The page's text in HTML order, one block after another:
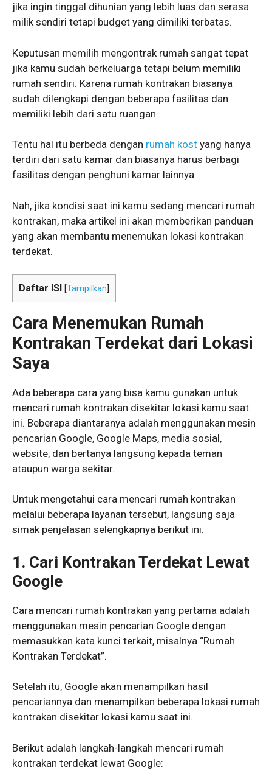
jika ingin tinggal dihunian yang lebih luas dan serasa
milik sendiri tetapi budget yang dimiliki terbatas.
Keputusan memilih mengontrak rumah sangat tepat
jika kamu sudah berkeluarga tetapi belum memiliki
rumah sendiri. Karena rumah kontrakan biasanya
sudah dilengkapi dengan beberapa fasilitas dan
memiliki lebih dari satu ruangan.
Tentu hal itu berbeda dengan rumah kost yang hanya
terdiri dari satu kamar dan biasanya harus berbagi
fasilitas dengan penghuni kamar lainnya.
Nah, jika kondisi saat ini kamu sedang mencari rumah
kontrakan, maka artikel ini akan memberikan panduan
yang akan membantu menemukan lokasi kontrakan
terdekat.
Daftar ISI [Tampilkan
Cara Menemukan Rumah
Kontrakan Terdekat dari Lokasi
Saya
Ada beberapa cara yang bisa kamu gunakan untuk
mencari rumah kontrakan disekitar lokasi kamu saat
ini. Beberapa diantaranya adalah menggunakan mesin
pencarian Google, Google Maps, media sosial,
website, dan bertanya langsung kepada teman
ataupun warga sekitar.
Untuk mengetahui cara mencari rumah kontrakan
melalui beberapa layanan tersebut, langsung saja
simak penjelasan selengkapnya berikut ini.
1. Cari Kontrakan Terdekat Lewat
Google
Cara mencari rumah kontrakan yang pertama adalah
menggunakan mesin pencarian Google dengan
memasukkan kata kunci terkait, misalnya “Rumah
Kontrakan Terdekat”.
Setelah itu, Google akan menampilkan hasil
pencariannya dan menampilkan beberapa lokasi rumah
kontrakan disekitar lokasi kamu saat ini.
Berikut adalah langkah-langkah mencari rumah
kontrakan terdekat lewat Google: